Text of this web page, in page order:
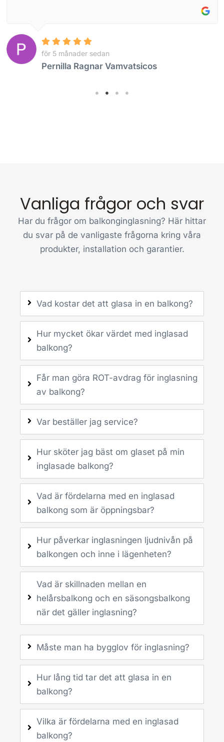
för 5 månader sedan
Pernilla Ragnar Vamvatsicos
Vanliga frågor och svar
Har du frågor om balkonginglasning? Här hittar
du svar på de vanligaste frågorna kring våra
produkter, installation och garantier.
Vad kostar det att glasa in en balkong?
Hur mycket ökar värdet med inglasad
balkong?
Får man göra ROT-avdrag för inglasning
av balkong?
Var beställer jag service?
Hur sköter jag bäst om glaset på min
inglasade balkong?
Vad är fördelarna med en inglasad
balkong som är öppningsbar?
Hur påverkar inglasningen ljudnivån på
balkongen och inne i lägenheten?
Vad är skillnaden mellan en
helårsbalkong och en säsongsbalkong
när det gäller inglasning?
Måste man ha bygglov för inglasning?
Hur lång tid tar det att glasa in en
balkong?
Vilka är fördelarna med en inglasad
balkong?